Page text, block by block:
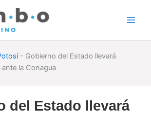
- Gobierno del Estado llevará
la Conagua
del Estado llevará